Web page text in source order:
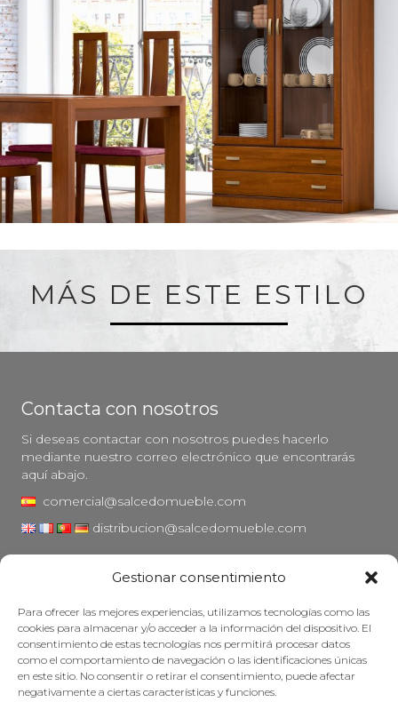
Gestionar consentimiento
Para ofrecer las mejores experiencias, utilizamos tecnologías como las
cookies para almacenar y/o acceder a la información del dispositivo. El
consentimiento de estas tecnologías nos permitirá procesar datos
como el comportamiento de navegación o las identificaciones únicas
en este sitio. No consentir o retirar el consentimiento, puede afectar
negativamente a ciertas características y funciones.
MÁS DE ESTE ESTILO
Contacta con nosotros
Si deseas contactar con nosotros puedes hacerlo
mediante nuestro correo electrónico que encontrarás
aquí abajo.
comercial@salcedomueble.com
distribucion@salcedomueble.com
Aviso legal
Política de privacidad
Política de cookies